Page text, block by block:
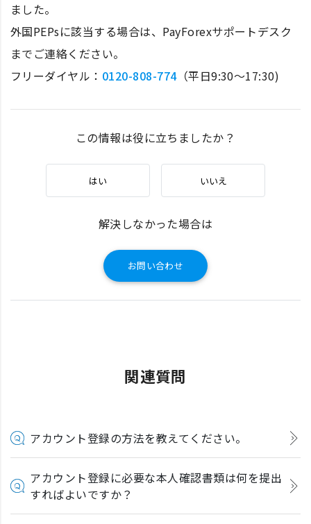
ました。
外国PEPsに該当する場合は、PayForexサポートデスク
までご連絡ください。
フリーダイヤル： 0120-808-774（平日9:30～17:30)
この情報は役に立ちましたか？
はい いいえ
解決しなかった場合は
お問い合わせ
関連質問
アカウント登録の方法を教えてください。
アカウント登録に必要な本人確認書類は何を提出
すればよいですか？